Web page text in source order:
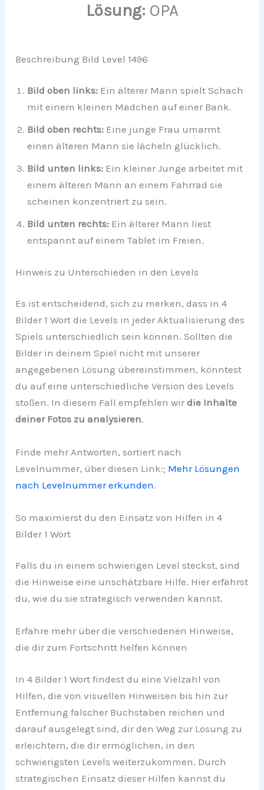
Lösung: OPA
Beschreibung Bild Level 1496
Bild oben links: Ein älterer Mann spielt Schach
mit einem kleinen Mädchen auf einer Bank.
Bild oben rechts: Eine junge Frau umarmt
einen älteren Mann sie lächeln glücklich.
Bild unten links: Ein kleiner Junge arbeitet mit
einem älteren Mann an einem Fahrrad sie
scheinen konzentriert zu sein.
Bild unten rechts: Ein älterer Mann liest
entspannt auf einem Tablet im Freien.
Hinweis zu Unterschieden in den Levels
Es ist entscheidend, sich zu merken, dass in 4
Bilder 1 Wort die Levels in jeder Aktualisierung des
Spiels unterschiedlich sein können. Sollten die
Bilder in deinem Spiel nicht mit unserer
angegebenen Lösung übereinstimmen, könntest
du auf eine unterschiedliche Version des Levels
stoßen. In diesem Fall empfehlen wirdie Inhalte
deiner Fotos zu analysieren.
Finde mehr Antworten, sortiert nach
Levelnummer, über diesen Link:; Mehr Lösungen
nach Levelnummer erkunden.
So maximierst du den Einsatz von Hilfen in 4
Bilder 1 Wort
Falls du in einem schwierigen Level steckst, sind
die Hinweise eine unschätzbare Hilfe. Hier erfährst
du, wie du sie strategisch verwenden kannst.
Erfahre mehr über die verschiedenen Hinweise,
die dir zum Fortschritt helfen können
In 4 Bilder 1 Wort findest du eine Vielzahl von
Hilfen, die von visuellen Hinweisen bis hin zur
Entfernung falscher Buchstaben reichen und
darauf ausgelegt sind, dir den Weg zur Lösung zu
erleichtern, die dir ermöglichen, in den
schwierigsten Levels weiterzukommen. Durch
strategischen Einsatz dieser Hilfen kannst du